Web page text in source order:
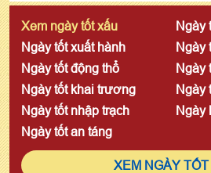
Xem ngày tốt xấu
Ngày
Ngày tốt xuất hành
Ngày
Ngày tốt động thổ
Ngày
Ngày tốt khai trương
Ngày
Ngày tốt nhập trạch
Ngày
Ngày tốt an táng
XEM NGÀY